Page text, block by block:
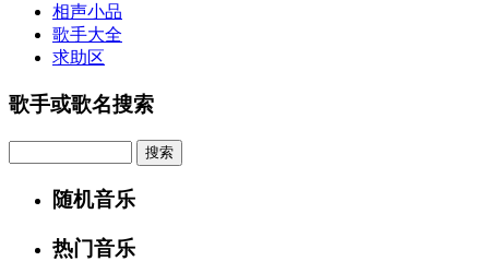
相声小品
歌手大全
求助区
歌手或歌名搜索
随机音乐
热门音乐